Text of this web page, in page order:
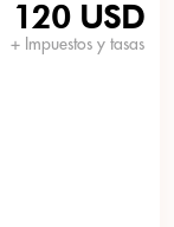
120 USD
+ Impuestos y tasas